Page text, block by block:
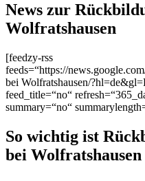
News zur
Wolfratshausen
[feedzy-rss
feeds=“https://
bei Wolfratshausen/
feed_title=“no“
summary=“no“
So wichtig ist
bei Wolfratshausen